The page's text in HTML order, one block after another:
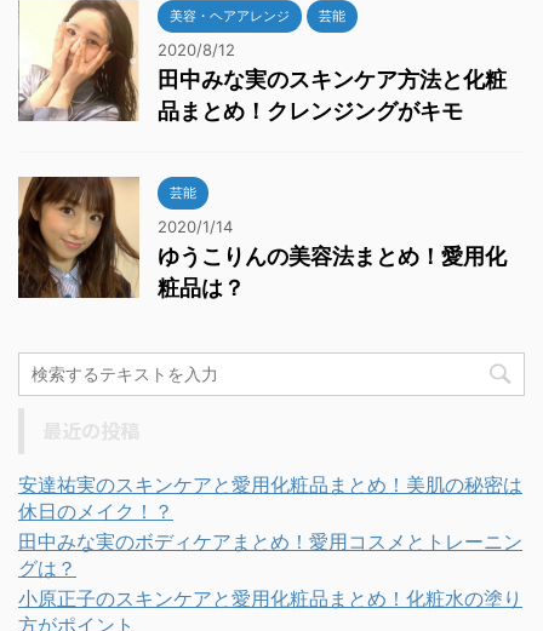
美容・ヘアアレンジ 芸能
2020/8/12
田中みな実のスキンケア方法と化粧
品まとめ！クレンジングがキモ
芸能
2020/1/14
ゆうこりんの美容法まとめ！愛用化
粧品は？
安達祐実のスキンケアと愛用化粧品まとめ！美肌の秘密は
休日のメイク！？
田中みな実のボディケアまとめ！愛用コスメとトレーニン
グは？
小原正子のスキンケアと愛用化粧品まとめ！化粧水の塗り
方がポイント